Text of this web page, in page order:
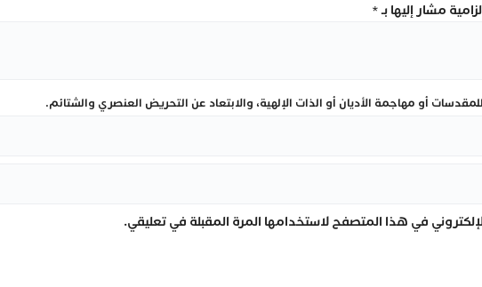
مشار إليها بـ*
أو مهاجمة الأديان أو الذات الإلهية، والابتعاد عن التحريض العنصري والشتائم.
في هذا المتصفح لاستخدامها المرة المقبلة في تعليقي.